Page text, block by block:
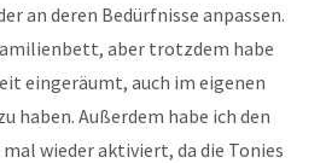
an deren Bedürfnisse anpassen.
aber trotzdem habe
eingeräumt, auch im eigenen
haben. Außerdem habe ich den
mal wieder aktiviert, da die Tonies